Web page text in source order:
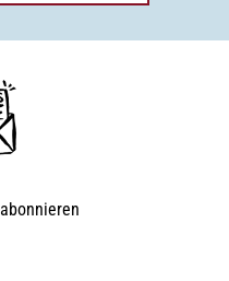
abonnieren